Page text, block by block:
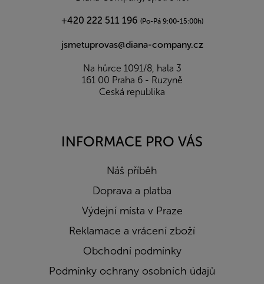
+420 222 511 196 (Po-Pá 9:00-15:00h)
jsmetuprovas@diana-company.cz
Na hůrce 1091/8, hala 3
161 00 Praha 6 - Ruzyně
Česká republika
INFORMACE PRO VÁS
Náš příběh
Doprava a platba
Výdejní místa v Praze
Reklamace a vrácení zboží
Obchodní podmínky
Podmínky ochrany osobních údajů